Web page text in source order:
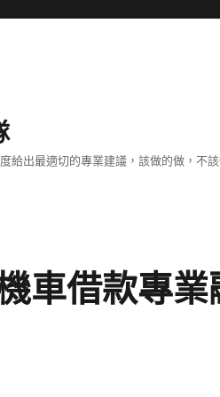
給出最適切的專業建議，該做的做，不
車借款專